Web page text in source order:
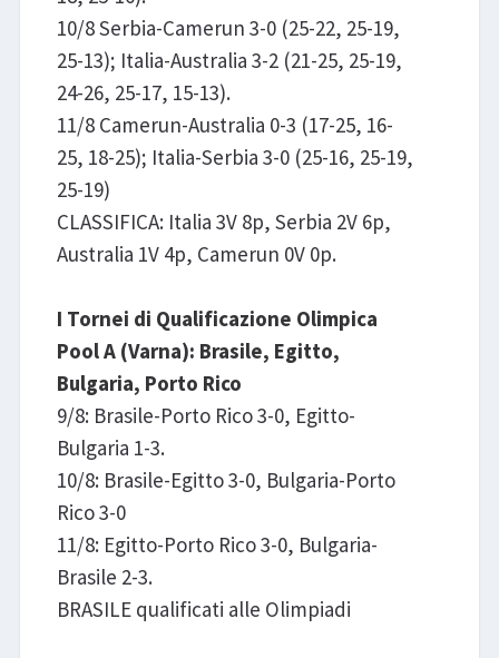
10/8 Serbia-Camerun 3-0 (25-22, 25-19,
25-13); Italia-Australia 3-2 (21-25, 25-19,
24-26, 25-17, 15-13).
11/8 Camerun-Australia 0-3 (17-25, 16-
25, 18-25); Italia-Serbia 3-0 (25-16, 25-19,
25-19)
CLASSIFICA: Italia 3V 8p, Serbia 2V 6p,
Australia 1V 4p, Camerun 0V 0p.
I Tornei di Qualificazione Olimpica
Pool A (Varna): Brasile, Egitto,
Bulgaria, Porto Rico
9/8: Brasile-Porto Rico 3-0, Egitto-
Bulgaria 1-3.
10/8: Brasile-Egitto 3-0, Bulgaria-Porto
Rico 3-0
11/8: Egitto-Porto Rico 3-0, Bulgaria-
Brasile​ 2-3.
BRASILE qualificati alle Olimpiadi